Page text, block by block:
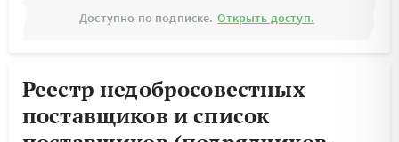
Доступно по подписке. Открыть доступ.
Реестр недобросовестных
поставщиков и список